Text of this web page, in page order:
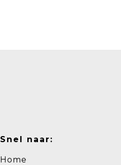
Snel naar:
Home